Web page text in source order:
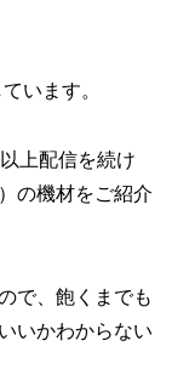
います。
上配信を続け
の機材をご紹介
で、飽くまでも
いかわからない